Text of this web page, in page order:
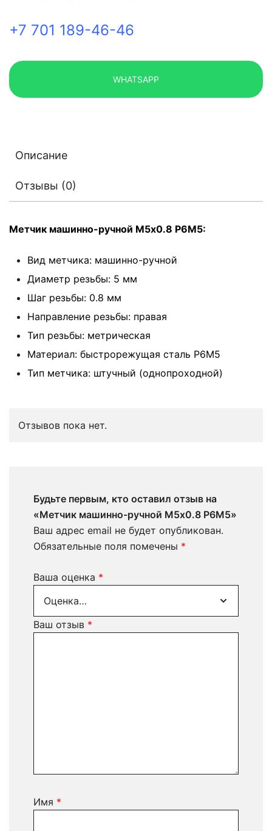
+7 701 189-46-46
WHATSAPP
Описание
Отзывы (0)
Метчик машинно-ручной М5х0.8 Р6М5:
Вид метчика: машинно-ручной
Диаметр резьбы: 5 мм
Шаг резьбы: 0.8 мм
Направление резьбы: правая
Тип резьбы: метрическая
Материал: быстрорежущая сталь Р6М5
Тип метчика: штучный (однопроходной)
Отзывов пока нет.
Будьте первым, кто оставил отзыв на
«Метчик машинно-ручной М5х0.8 Р6М5»
Ваш адрес email не будет опубликован.
Обязательные поля помечены *
Ваша оценка *
Ваш отзыв *
Имя *